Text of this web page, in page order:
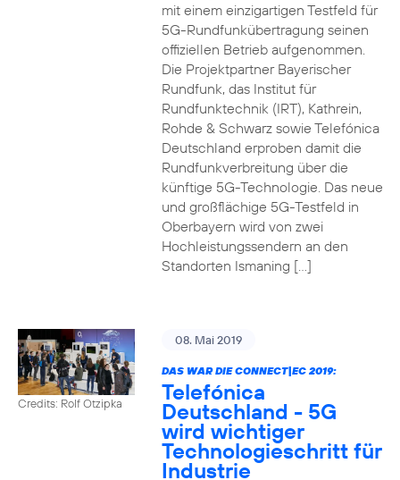
mit einem einzigartigen Testfeld für
5G-Rundfunkübertragung seinen
offiziellen Betrieb aufgenommen.
Die Projektpartner Bayerischer
Rundfunk, das Institut für
Rundfunktechnik (IRT), Kathrein,
Rohde & Schwarz sowie Telefónica
Deutschland erproben damit die
Rundfunkverbreitung über die
künftige 5G-Technologie. Das neue
und großflächige 5G-Testfeld in
Oberbayern wird von zwei
Hochleistungssendern an den
Standorten Ismaning […]
Credits: Rolf Otzipka
08. Mai 2019
DAS WAR DIE CONNECT|EC 2019:
Telefónica
Deutschland - 5G
wird wichtiger
Technologieschritt für
Industrie